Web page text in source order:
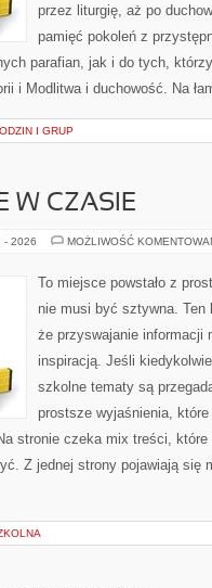
przez liturgię, aż po
pamięć pokoleń z
parafian, jak i do tych,
i Modlitwa i duchowość. Na
I GRUP
W CZASIE
- 2026 MOŻLIWOŚĆ
To miejsce powstało z
nie musi być sztywna.
że przyswajanie informacji
inspiracją. Jeśli
szkolne tematy są
prostsze wyjaśnienia,
stronie czeka mix treści,
Z jednej strony pojawiają się